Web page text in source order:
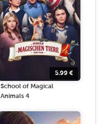
5.99 €
School of Magical
Animals 4